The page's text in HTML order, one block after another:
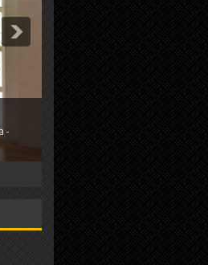
by Lasantha Bandara -